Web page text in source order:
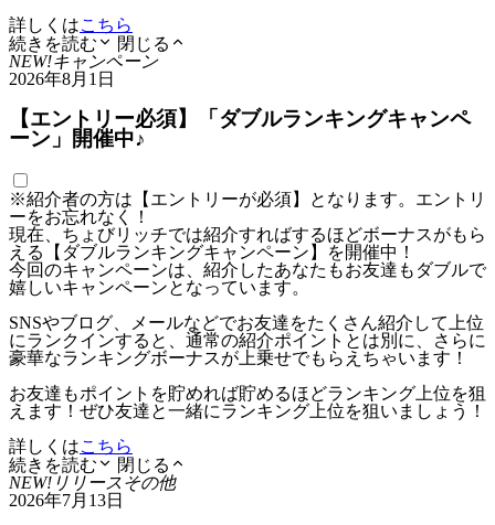
詳しくはこちら
続きを読む
閉じる
NEW!キャンペーン
2026年8月1日
【エントリー必須】「ダブルランキングキャンペ
ーン」開催中♪
※紹介者の方は【エントリーが必須】となります。エントリ
ーをお忘れなく！
現在、ちょびリッチでは紹介すればするほどボーナスがもら
える【ダブルランキングキャンペーン】を開催中！
今回のキャンペーンは、紹介したあなたもお友達もダブルで
嬉しいキャンペーンとなっています。
SNSやブログ、メールなどでお友達をたくさん紹介して上位
にランクインすると、通常の紹介ポイントとは別に、さらに
豪華なランキングボーナスが上乗せでもらえちゃいます！
お友達もポイントを貯めれば貯めるほどランキング上位を狙
えます！ぜひ友達と一緒にランキング上位を狙いましょう！
詳しくはこちら
続きを読む
閉じる
NEW! リリースその他
2026年7月13日